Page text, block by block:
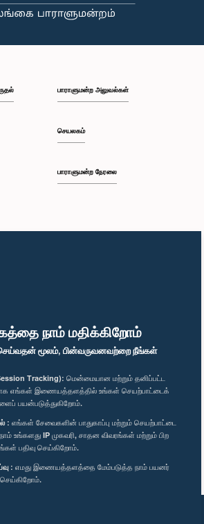
நாம் மதிக்கிறோம்
மூலம், பின்வருவனவற்றை நீங்கள்
Tracking): மென்மையான மற்றும் தனிப்பட்ட
எங்கள் இணையத்தளத்தில் உங்கள் செயற்பாட்டைக்
பயன்படுத்துகிறோம்.
: எங்கள் சேவைகளின் பாதுகாப்பு மற்றும் செயற்பாட்டை
உங்களது IP முகவரி, சாதன விவரங்கள் மற்றும் பிற
பதிவு செய்கிறோம்.
: எமது இணையத்தளத்தை மேம்படுத்த நாம் பயனர்
செய்கிறோம்.
பாராளுமன்ற அலுவல்கள்
செயலகம்
பாராளுமன்ற நேரலை